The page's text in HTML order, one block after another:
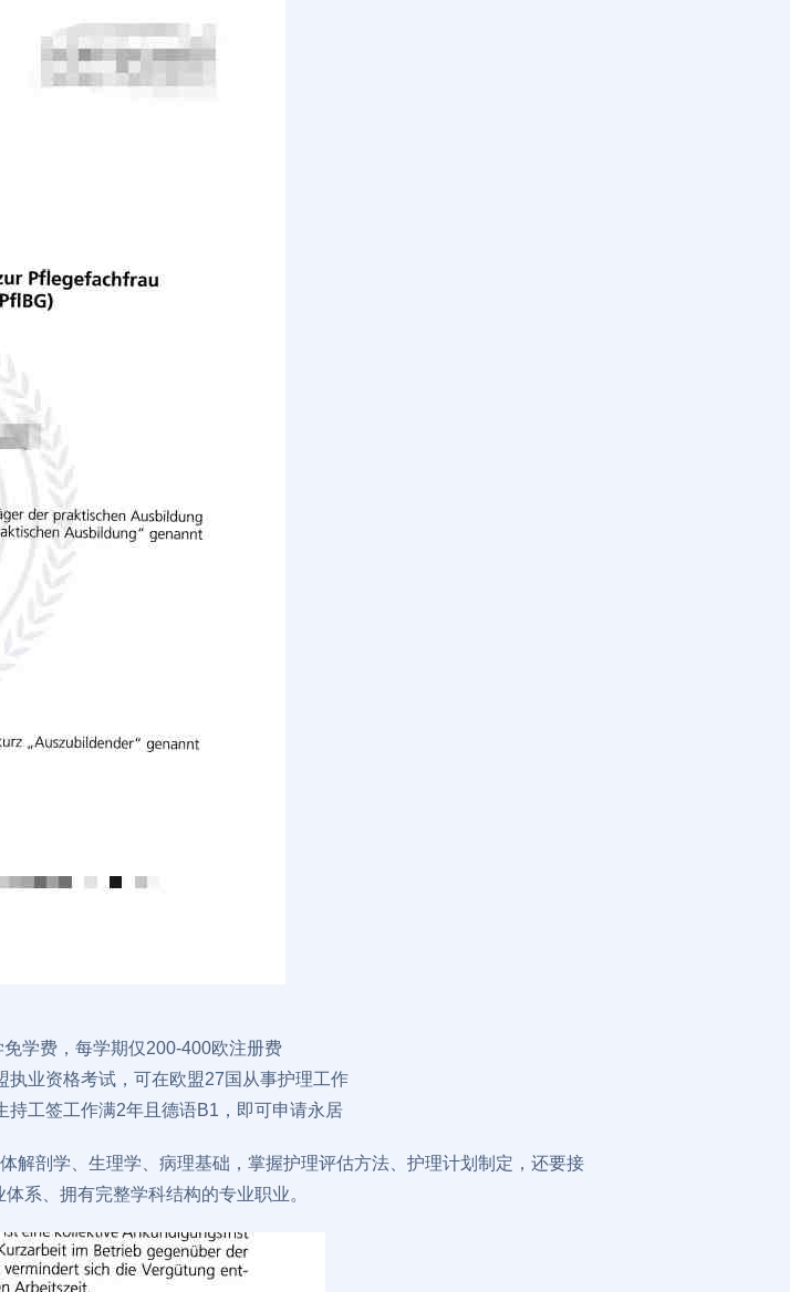
学费，每学期仅200-400欧注册费
执业资格考试，可在欧盟27国从事护理工作
持工签工作满2年且德语B1，即可申请永居
解剖学、生理学、病理基础，掌握护理评估方法、护理计划制定，还要接
系、拥有完整学科结构的专业职业。